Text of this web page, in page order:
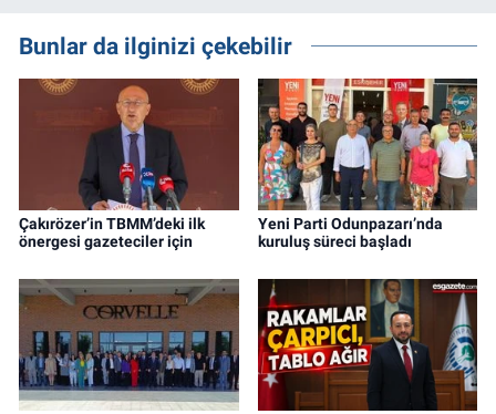
Bunlar da ilginizi çekebilir
Çakırözer’in TBMM’deki ilk
önergesi gazeteciler için
Yeni Parti Odunpazarı’nda
kuruluş süreci başladı